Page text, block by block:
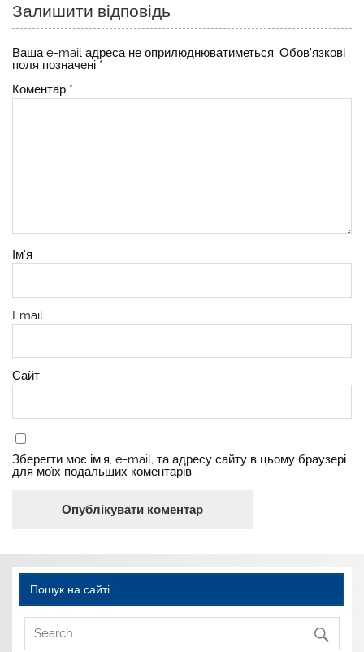
Залишити відповідь
Ваша e-mail адреса не оприлюднюватиметься. Обов’язкові
поля позначені *
Коментар *
Ім'я
Email
Сайт
Зберегти моє ім'я, e-mail, та адресу сайту в цьому браузері
для моїх подальших коментарів.
Пошук на сайті